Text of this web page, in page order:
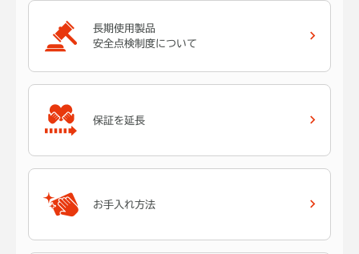
長期使用製品
安全点検制度について
保証を延長
お手入れ方法